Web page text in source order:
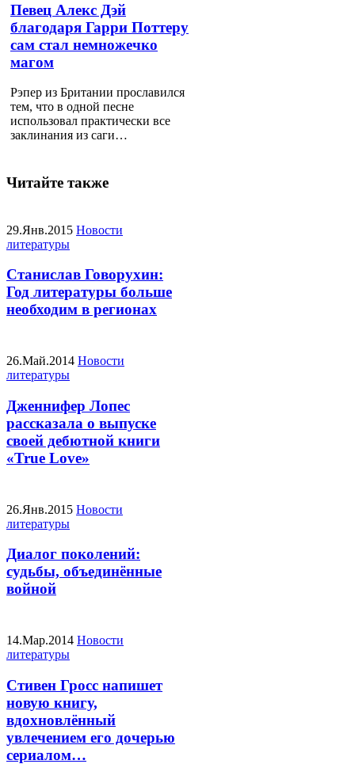
Певец Алекс Дэй
благодаря Гарри Поттеру
сам стал немножечко
магом
Рэпер из Британии прославился
тем, что в одной песне
использовал практически все
заклинания из саги…
Читайте также
29.Янв.2015 Новости
литературы
Станислав Говорухин:
Год литературы больше
необходим в регионах
26.Май.2014 Новости
литературы
Дженнифер Лопес
рассказала о выпуске
своей дебютной книги
«True Love»
26.Янв.2015 Новости
литературы
Диалог поколений:
судьбы, объединённые
войной
14.Мар.2014 Новости
литературы
Стивен Гросс напишет
новую книгу,
вдохновлённый
увлечением его дочерью
сериалом…